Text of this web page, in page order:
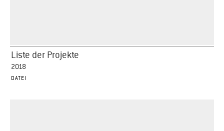
Liste der Projekte
2018
DATEI